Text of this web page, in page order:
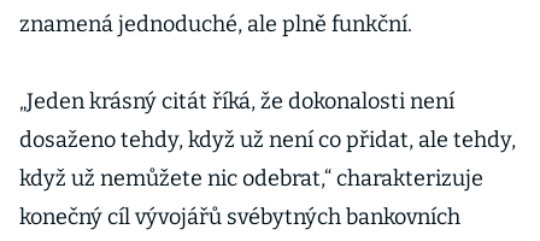
znamená jednoduché, ale plně funkční.
„Jeden krásný citát říká, že dokonalosti není
dosaženo tehdy, když už není co přidat, ale tehdy,
když už nemůžete nic odebrat,“ charakterizuje
konečný cíl vývojářů svébytných bankovních